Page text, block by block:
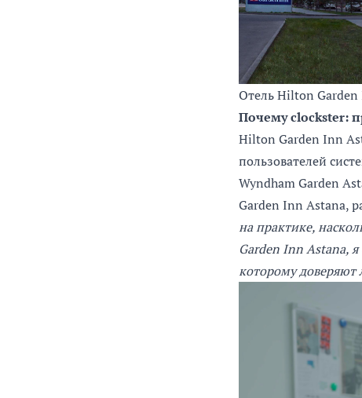
Отель Hilton
Почему clockster:
Hilton Garden Inn
пользователей
Wyndham Garden
Garden Inn Astana,
на практике,
Garden Inn Astana,
которому доверяют